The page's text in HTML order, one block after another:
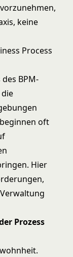
keine
Process
BPM-
oft
Hier
Prozess